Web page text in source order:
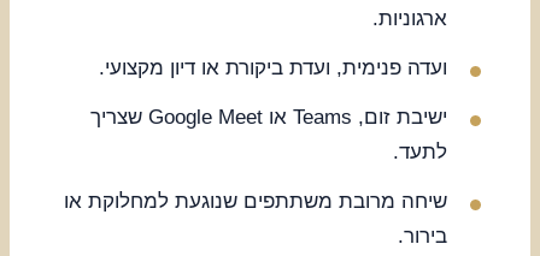
ארגוניות.
ועדה פנימית, ועדת ביקורת או דיון מקצועי.
ישיבת זום, Teams או Google Meet שצריך
לתעד.
שיחה מרובת משתתפים שנוגעת למחלוקת או
בירור.